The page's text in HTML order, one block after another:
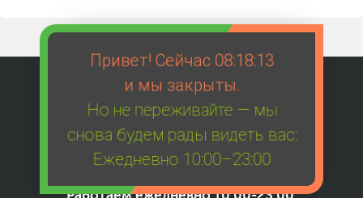
Привет! Сейчас 08:18:13
и мы закрыты.
Но не переживайте — мы
снова будем рады видеть вас:
Ежедневно 10:00–23:00
+7 (929) 837-80-86